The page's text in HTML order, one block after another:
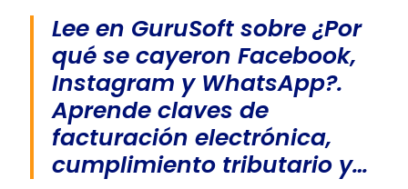
Lee en GuruSoft sobre ¿Por
qué se cayeron Facebook,
Instagram y WhatsApp?.
Aprende claves de
facturación electrónica,
cumplimiento tributario y…